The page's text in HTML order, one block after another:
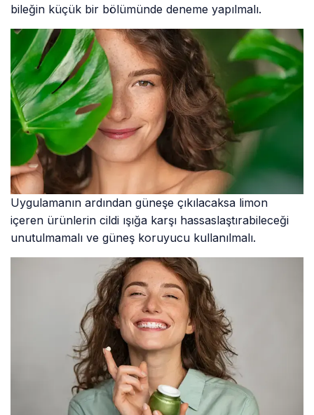
bileğin küçük bir bölümünde deneme yapılmalı.
Uygulamanın ardından güneşe çıkılacaksa limon
içeren ürünlerin cildi ışığa karşı hassaslaştırabileceği
unutulmamalı ve güneş koruyucu kullanılmalı.